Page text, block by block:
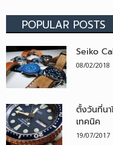
POPULAR POSTS
Seiko
08/02/2018
ตั้งวันที่น
เทคนิค
19/07/2017